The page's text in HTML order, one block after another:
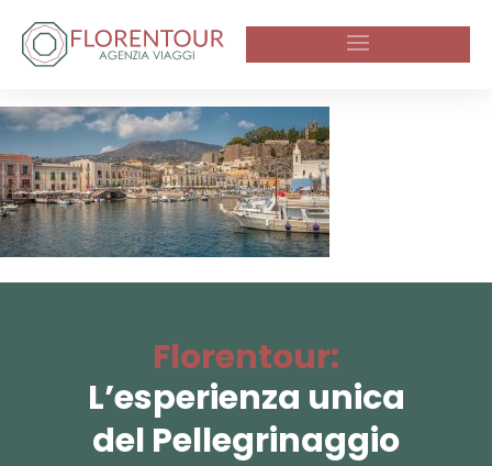
Florentour:
L’esperienza unica
del Pellegrinaggio